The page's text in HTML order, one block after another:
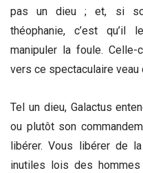
pas un dieu ; et, si
théophanie, c’est qu’il
manipuler la foule.
vers ce spectaculaire veau
Tel un dieu, Galactus
ou plutôt son
libérer. Vous libérer de
inutiles lois des